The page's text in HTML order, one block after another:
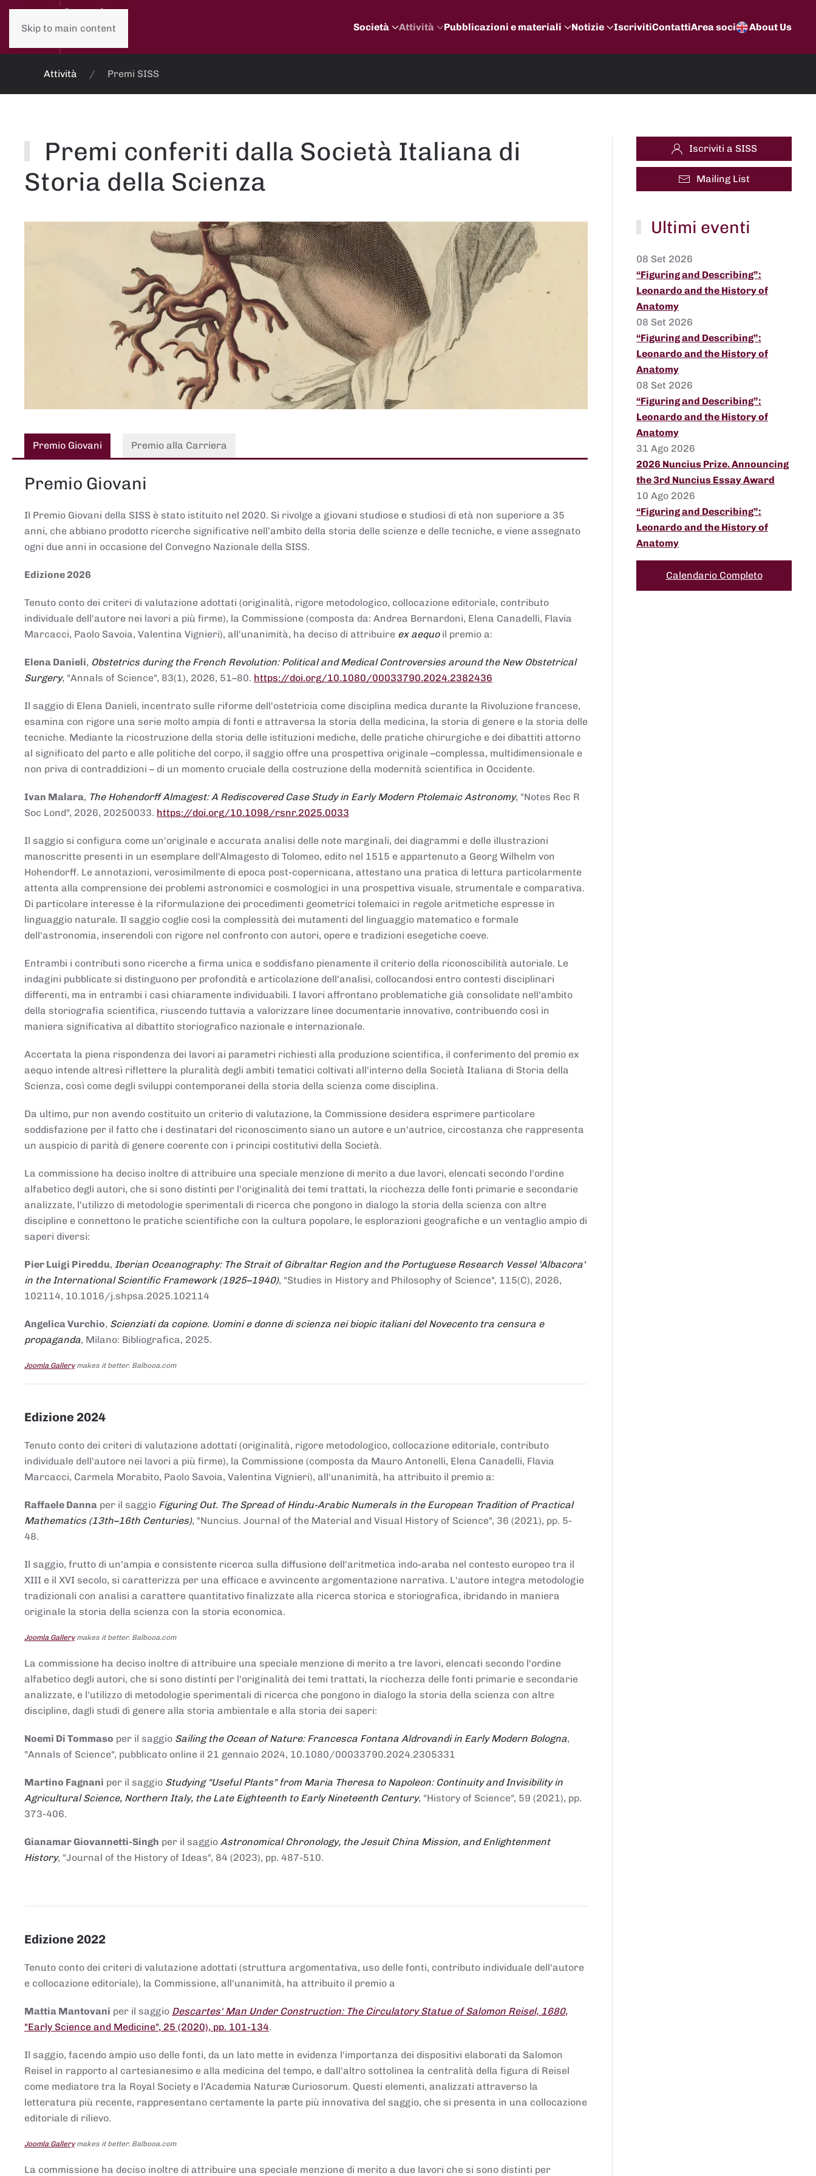
Skip to main content Società Attività Pubblicazioni e materiali Notizie IscrivitiContattiArea soci About Us
Attività Premi SISS
Premi conferiti dalla Società Italiana di
Storia della Scienza
Premio Giovani Premio alla Carriera
Premio Giovani
Il Premio Giovani della SISS è stato istituito nel 2020. Si rivolge a giovani studiose e studiosi di età non superiore a 35
anni, che abbiano prodotto ricerche significative nell’ambito della storia delle scienze e delle tecniche, e viene assegnato
ogni due anni in occasione del Convegno Nazionale della SISS.
Edizione 2026
Tenuto conto dei criteri di valutazione adottati (originalità, rigore metodologico, collocazione editoriale, contributo
individuale dell'autore nei lavori a più firme), la Commissione (composta da: Andrea Bernardoni, Elena Canadelli, Flavia
Marcacci, Paolo Savoia, Valentina Vignieri), all'unanimità, ha deciso di attribuire ex aequoil premio a:
Elena Danieli, Obstetrics during the French Revolution: Political and Medical Controversies around the New Obstetrical
Surgery, "Annals of Science", 83(1), 2026, 51–80. https://doi.org/10.1080/00033790.2024.2382436
Il saggio di Elena Danieli, incentrato sulle riforme dell'ostetricia come disciplina medica durante la Rivoluzione francese,
esamina con rigore una serie molto ampia di fonti e attraversa la storia della medicina, la storia di genere e la storia delle
tecniche. Mediante la ricostruzione della storia delle istituzioni mediche, delle pratiche chirurgiche e dei dibattiti attorno
al significato del parto e alle politiche del corpo, il saggio offre una prospettiva originale –complessa, multidimensionale e
non priva di contraddizioni – di un momento cruciale della costruzione della modernità scientifica in Occidente.
Ivan Malara, The Hohendorff Almagest: A Rediscovered Case Study in Early Modern Ptolemaic Astronomy, "Notes Rec R
Soc Lond", 2026, 20250033. https://doi.org/10.1098/rsnr.2025.0033
Il saggio si configura come un'originale e accurata analisi delle note marginali, dei diagrammi e delle illustrazioni
manoscritte presenti in un esemplare dell'Almagesto di Tolomeo, edito nel 1515 e appartenuto a Georg Wilhelm von
Hohendorff. Le annotazioni, verosimilmente di epoca post-copernicana, attestano una pratica di lettura particolarmente
attenta alla comprensione dei problemi astronomici e cosmologici in una prospettiva visuale, strumentale e comparativa.
Di particolare interesse è la riformulazione dei procedimenti geometrici tolemaici in regole aritmetiche espresse in
linguaggio naturale. Il saggio coglie così la complessità dei mutamenti del linguaggio matematico e formale
dell'astronomia, inserendoli con rigore nel confronto con autori, opere e tradizioni esegetiche coeve.
Entrambi i contributi sono ricerche a firma unica e soddisfano pienamente il criterio della riconoscibilità autoriale. Le
indagini pubblicate si distinguono per profondità e articolazione dell'analisi, collocandosi entro contesti disciplinari
differenti, ma in entrambi i casi chiaramente individuabili. I lavori affrontano problematiche già consolidate nell'ambito
della storiografia scientifica, riuscendo tuttavia a valorizzare linee documentarie innovative, contribuendo così in
maniera significativa al dibattito storiografico nazionale e internazionale.
Accertata la piena rispondenza dei lavori ai parametri richiesti alla produzione scientifica, il conferimento del premio ex
aequo intende altresì riflettere la pluralità degli ambiti tematici coltivati all'interno della Società Italiana di Storia della
Scienza, così come degli sviluppi contemporanei della storia della scienza come disciplina.
Da ultimo, pur non avendo costituito un criterio di valutazione, la Commissione desidera esprimere particolare
soddisfazione per il fatto che i destinatari del riconoscimento siano un autore e un'autrice, circostanza che rappresenta
un auspicio di parità di genere coerente con i principi costitutivi della Società.
La commissione ha deciso inoltre di attribuire una speciale menzione di merito a due lavori, elencati secondo l'ordine
alfabetico degli autori, che si sono distinti per l'originalità dei temi trattati, la ricchezza delle fonti primarie e secondarie
analizzate, l'utilizzo di metodologie sperimentali di ricerca che pongono in dialogo la storia della scienza con altre
discipline e connettono le pratiche scientifiche con la cultura popolare, le esplorazioni geografiche e un ventaglio ampio di
saperi diversi:
Pier Luigi Pireddu, Iberian Oceanography: The Strait of Gibraltar Region and the Portuguese Research Vessel 'Albacora'
in the International Scientific Framework (1925–1940), "Studies in History and Philosophy of Science", 115(C), 2026,
102114, 10.1016/j.shpsa.2025.102114
Angelica Vurchio, Scienziati da copione. Uomini e donne di scienza nei biopic italiani del Novecento tra censura e
propaganda, Milano: Bibliografica, 2025.
Joomla Gallerymakes it better. Balbooa.com
Edizione 2024
Tenuto conto dei criteri di valutazione adottati (originalità, rigore metodologico, collocazione editoriale, contributo
individuale dell'autore nei lavori a più firme), la Commissione (composta da Mauro Antonelli, Elena Canadelli, Flavia
Marcacci, Carmela Morabito, Paolo Savoia, Valentina Vignieri), all'unanimità, ha attribuito il premio a:
Raffaele Danna per il saggio Figuring Out. The Spread of Hindu-Arabic Numerals in the European Tradition of Practical
Mathematics (13th–16th Centuries), "Nuncius. Journal of the Material and Visual History of Science", 36 (2021), pp. 5-
48.
Il saggio, frutto di un'ampia e consistente ricerca sulla diffusione dell'aritmetica indo-araba nel contesto europeo tra il
XIII e il XVI secolo, si caratterizza per una efficace e avvincente argomentazione narrativa. L'autore integra metodologie
tradizionali con analisi a carattere quantitativo finalizzate alla ricerca storica e storiografica, ibridando in maniera
originale la storia della scienza con la storia economica.
Joomla Gallerymakes it better. Balbooa.com
La commissione ha deciso inoltre di attribuire una speciale menzione di merito a tre lavori, elencati secondo l'ordine
alfabetico degli autori, che si sono distinti per l'originalità dei temi trattati, la ricchezza delle fonti primarie e secondarie
analizzate, e l'utilizzo di metodologie sperimentali di ricerca che pongono in dialogo la storia della scienza con altre
discipline, dagli studi di genere alla storia ambientale e alla storia dei saperi:
Noemi Di Tommaso per il saggio Sailing the Ocean of Nature: Francesca Fontana Aldrovandi in Early Modern Bologna,
"Annals of Science", pubblicato online il 21 gennaio 2024, 10.1080/00033790.2024.2305331
Martino Fagnani per il saggio Studying "Useful Plants" from Maria Theresa to Napoleon: Continuity and Invisibility in
Agricultural Science, Northern Italy, the Late Eighteenth to Early Nineteenth Century, "History of Science", 59 (2021), pp.
373-406.
Gianamar Giovannetti-Singh per il saggio Astronomical Chronology, the Jesuit China Mission, and Enlightenment
History, "Journal of the History of Ideas", 84 (2023), pp. 487-510.
Edizione 2022
Tenuto conto dei criteri di valutazione adottati (struttura argomentativa, uso delle fonti, contributo individuale dell'autore
e collocazione editoriale), la Commissione, all'unanimità, ha attribuito il premio a
Mattia Mantovani per il saggio Descartes' Man Under Construction: The Circulatory Statue of Salomon Reisel, 1680,
"Early Science and Medicine", 25 (2020), pp. 101-134.
Il saggio, facendo ampio uso delle fonti, da un lato mette in evidenza l'importanza dei dispositivi elaborati da Salomon
Reisel in rapporto al cartesianesimo e alla medicina del tempo, e dall'altro sottolinea la centralità della figura di Reisel
come mediatore tra la Royal Society e l'Academia Naturæ Curiosorum. Questi elementi, analizzati attraverso la
letteratura più recente, rappresentano certamente la parte più innovativa del saggio, che si presenta in una collocazione
editoriale di rilievo.
Joomla Gallerymakes it better. Balbooa.com
La commissione ha deciso inoltre di attribuire una speciale menzione di merito a due lavori che si sono distinti per
Iscriviti a SISS
Mailing List
Ultimi eventi
08 Set 2026
“Figuring and Describing”:
Leonardo and the History of
Anatomy
08 Set 2026
“Figuring and Describing”:
Leonardo and the History of
Anatomy
08 Set 2026
“Figuring and Describing”:
Leonardo and the History of
Anatomy
31 Ago 2026
2026 Nuncius Prize. Announcing
the 3rd Nuncius Essay Award
10 Ago 2026
“Figuring and Describing”:
Leonardo and the History of
Anatomy
Calendario Completo